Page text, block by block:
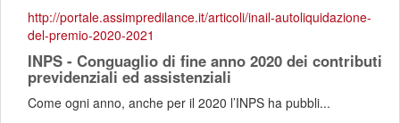
http://portale.assimpredilance.it/articoli/inail-autoliquidazione-
del-premio-2020-2021
INPS - Conguaglio di fine anno 2020 dei contributi
previdenziali ed assistenziali
Come ogni anno, anche per il 2020 l’INPS ha pubbli...